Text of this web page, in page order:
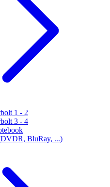
1 - 2
3 - 4
BluRay, ...)